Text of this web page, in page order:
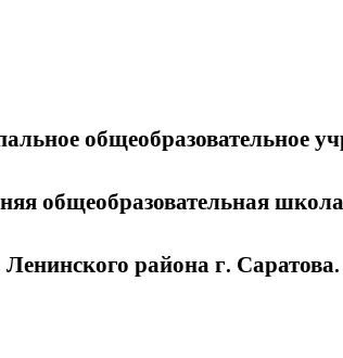
общеобразовательное
общеобразовательная
Ленинского района г. Саратова.